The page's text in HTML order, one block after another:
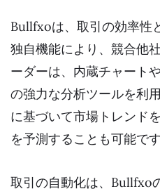
Bullfxoは、取引の効率性
独自機能により、競合他
ーダーは、内蔵チャート
の強力な分析ツールを利
に基づいて市場トレンド
を予測することも可能です
取引の自動化は、Bullfxo